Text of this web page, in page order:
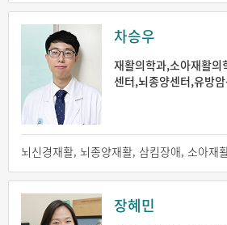
차승우
재활의학과,소아재활의
센터,뇌종양센터,유방
뇌신경재활, 뇌종양재활, 삼킴장애, 소아재
장혜민